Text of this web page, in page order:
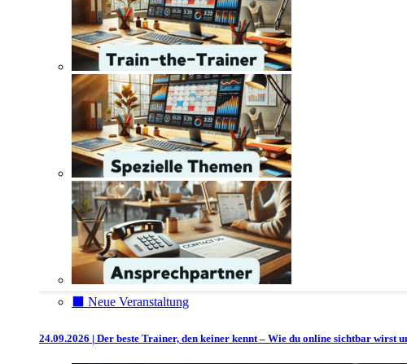
⬛️ Neue Veranstaltung
24.09.2026 | Der beste Trainer, den keiner kennt – Wie du online sichtbar wirst